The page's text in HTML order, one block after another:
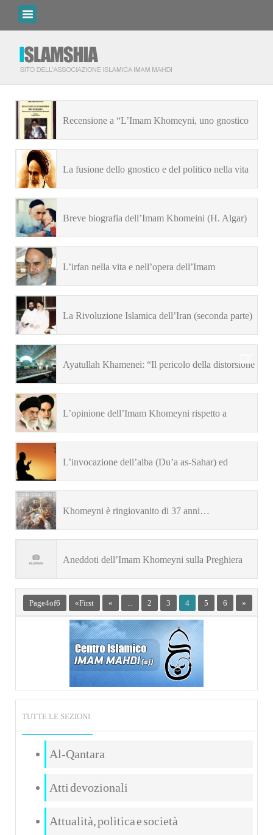
Recensione a “L’Imam Khomeyni, uno gnostico
La fusione dello gnostico e del politico nella vita
Breve biografia dell’Imam Khomeini (H. Algar)
L’irfan nella vita e nell’opera dell’Imam
La Rivoluzione Islamica dell’Iran (seconda parte)
Ayatullah Khamenei: “Il pericolo della distorsione
L’opinione dell’Imam Khomeyni rispetto a
L’invocazione dell’alba (Du’a as-Sahar) ed
Khomeyni è ringiovanito di 37 anni…
Aneddoti dell’Imam Khomeyni sulla Preghiera
Page 4 of 6 « First « ... 2 3 4 5 6 »
TUTTE LE SEZIONI
Al-Qantara
Atti devozionali
Attualità, politica e società